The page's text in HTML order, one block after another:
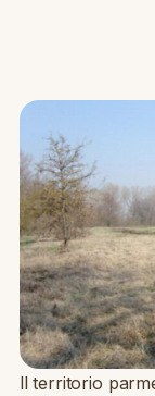
ll territorio